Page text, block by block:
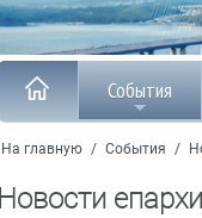
События
На главную / События /
Новости